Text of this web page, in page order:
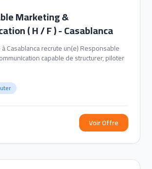
Marketing &
( H / F ) - Casablanca
Casablanca recrute un(e) Responsable
capable de structurer, piloter
Voir Offre